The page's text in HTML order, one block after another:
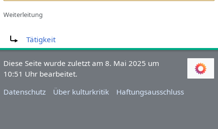
Weiterleitung
Tätigkeit
Diese Seite wurde zuletzt am 8. Mai 2025 um
10:51 Uhr bearbeitet.
Datenschutz
Über kulturkritik Haftungsausschluss